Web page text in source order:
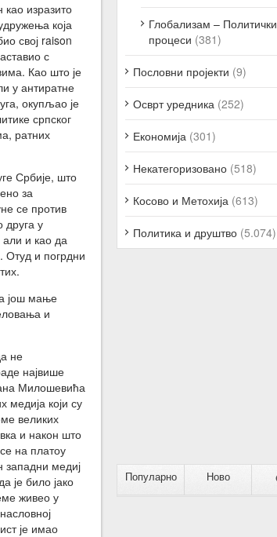
изразито
која
свој raison
с
Као што је
у антиратне
окупљао је
српског
ратних
Србије, што
за
се против
друга у
али и као да
Отуд и погрдни
још мање
и
не
највише
Милошевића
који су
великих
и након што
на платоу
западни медиј
је било јако
живео у
је имао
Глобализам – Политички
процеси (381)
Пословни пројекти (9)
Осврт уредника (252)
Економија (301)
Некатегоризовано (518)
Косово и Метохија (613)
Политика и друштво (5.074)
Популарно Ново